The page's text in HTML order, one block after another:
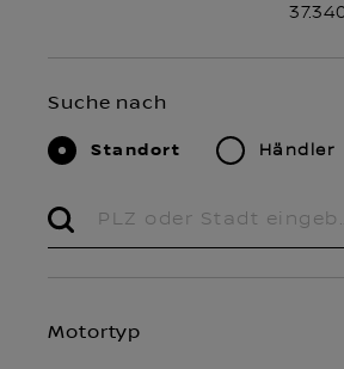
Suche nach
Standort Händler
Motortyp